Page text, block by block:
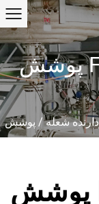
پوشش FR برای تبلیغات عمده
شعله/